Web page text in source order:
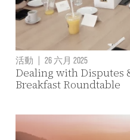
活動 | 26 六月 2025
Dealing with Disputes
Breakfast Roundtable